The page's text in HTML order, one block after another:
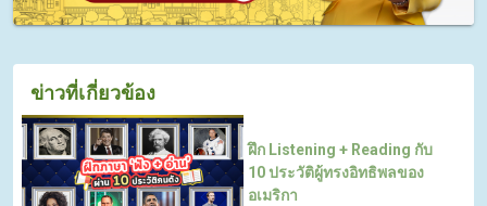
ข่าวที่เกี่ยวข้อง
ฝึก Listening + Reading กับ
10 ประวัติผู้ทรงอิทธิพลของ
อเมริกา